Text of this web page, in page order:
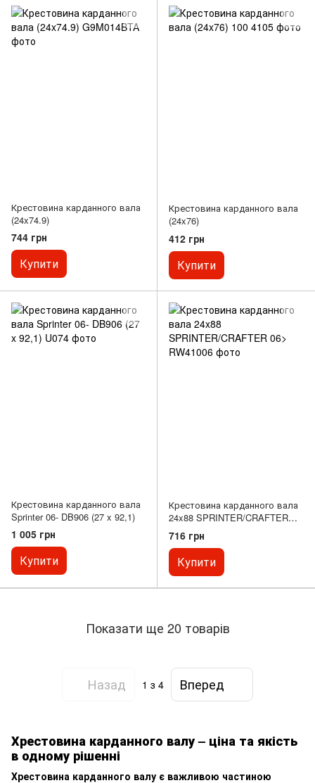
Крестовина карданного вала
(24x74.9)
744 грн
Купити
Крестовина карданного вала
(24x76)
412 грн
Купити
Крестовина карданного вала
Sprinter 06- DB906 (27 x 92,1)
1 005 грн
Купити
Крестовина карданного вала
24x88 SPRINTER/CRAFTER
06>
716 грн
Купити
Показати ще 20 товарів
Назад 1 з 4 Вперед
Хрестовина карданного валу – ціна та якість
в одному рішенні
Хрестовина карданного валу є важливою частиною